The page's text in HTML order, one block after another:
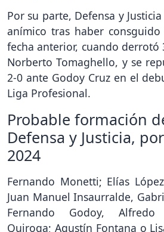
Por su parte, Defensa y
anímico tras haber
fecha anterior, cuando derrotó
Norberto Tomaghello, y se
2-0 ante Godoy Cruz en el
Liga Profesional.
Probable formación
Defensa y Justicia,
2024
Fernando Monetti; Elías
Juan Manuel Insaurralde,
Fernando Godoy,
Quiroga; Agustín Fontana o